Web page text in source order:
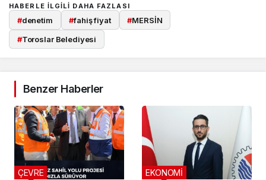
HABERLE ILGILI DAHA FAZLASI
#denetim #fahiş fiyat #MERSİN
#Toroslar Belediyesi
Benzer Haberler
ÇEVRE EKONOMİ